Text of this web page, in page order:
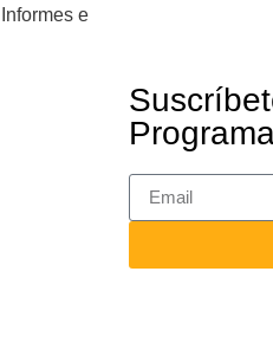
Informes e